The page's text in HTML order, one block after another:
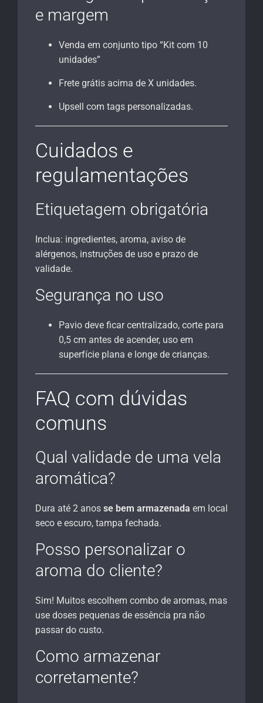
e margem
Venda em conjunto tipo “Kit com 10
unidades”
Frete grátis acima de X unidades.
Upsell com tags personalizadas.
Cuidados e
regulamentações
Etiquetagem obrigatória
Inclua: ingredientes, aroma, aviso de
alérgenos, instruções de uso e prazo de
validade.
Segurança no uso
Pavio deve ficar centralizado, corte para
0,5 cm antes de acender, uso em
superfície plana e longe de crianças.
FAQ com dúvidas
comuns
Qual validade de uma vela
aromática?
Dura até 2 anos se bem armazenada em local
seco e escuro, tampa fechada.
Posso personalizar o
aroma do cliente?
Sim! Muitos escolhem combo de aromas, mas
use doses pequenas de essência pra não
passar do custo.
Como armazenar
corretamente?